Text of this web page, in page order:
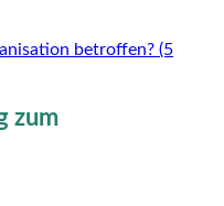
betroffen? (5
zum